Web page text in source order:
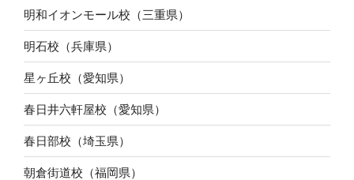
明和イオンモール校（三重県）
明石校（兵庫県）
星ヶ丘校（愛知県）
春日井六軒屋校（愛知県）
春日部校（埼玉県）
朝倉街道校（福岡県）